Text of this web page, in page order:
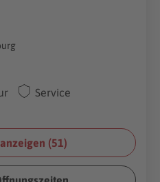
Service
(51)